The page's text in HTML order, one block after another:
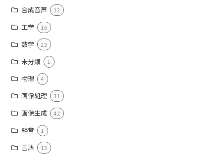
合成音声 12
工学 16
数学 22
未分類 1
物理 4
画像処理 31
画像生成 42
経営 1
言語 13